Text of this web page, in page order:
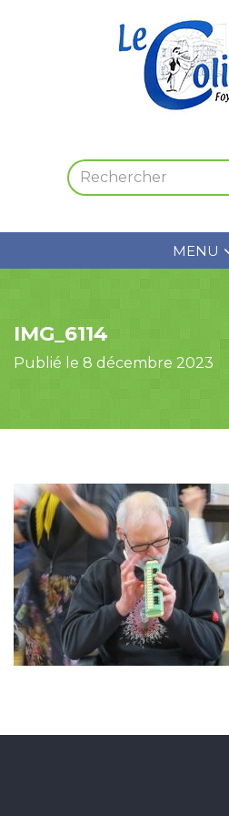
MENU
IMG_6114
Publié le 8 décembre 2023